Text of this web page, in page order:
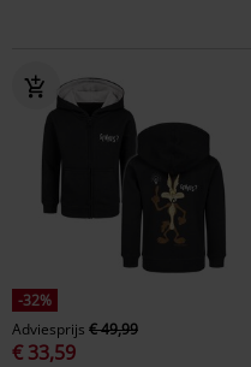
-32%
Adviesprijs € 49,99
€ 33,59